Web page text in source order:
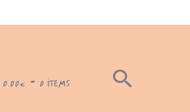
0,00€ - 0 ITEMS